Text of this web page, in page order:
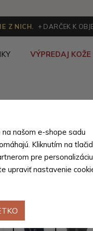
Z NICH. + DARČEK K
VÝPREDAJ KOŽE
zipsová
Bertrand
Farebné varianty
našom e-shope sadu
Kliknutím na
pre
upraviť nastavenie